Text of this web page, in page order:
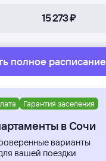
15 ⁠273 ⁠₽
полное расписание
Гарантия заселения
в Сочи
варианты
вашей поездки